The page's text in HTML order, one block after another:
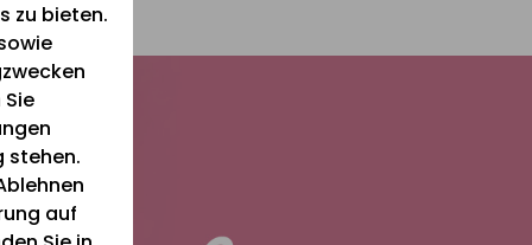
zu bieten.
stehen.
auf